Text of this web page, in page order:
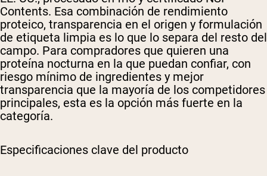
Contents. Esa combinación de rendimiento
proteico, transparencia en el origen y formulación
de etiqueta limpia es lo que lo separa del resto del
campo. Para compradores que quieren una
proteína nocturna en la que puedan confiar, con
riesgo mínimo de ingredientes y mejor
transparencia que la mayoría de los competidores
principales, esta es la opción más fuerte en la
categoría.
Especificaciones clave del producto